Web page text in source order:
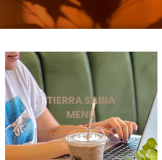
TIERRA SABIA
MENU
Click para ver menú